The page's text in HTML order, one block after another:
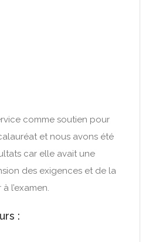
comme soutien pour
et nous avons été
car elle avait une
des exigences et de la
l’examen.
: